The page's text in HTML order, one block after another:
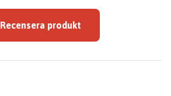
Recensera produkt